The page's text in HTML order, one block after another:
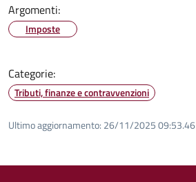
Argomenti:
Imposte
Categorie:
Tributi, finanze e contravvenzioni
Ultimo aggiornamento: 26/11/2025 09:53.46